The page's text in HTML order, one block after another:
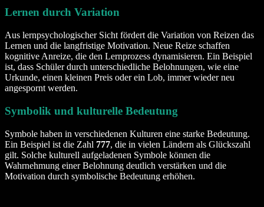
Lernen durch Variation
Aus lernpsychologischer Sicht fördert die Variation von Reizen das
Lernen und die langfristige Motivation. Neue Reize schaffen
kognitive Anreize, die den Lernprozess dynamisieren. Ein Beispiel
ist, dass Schüler durch unterschiedliche Belohnungen, wie eine
Urkunde, einen kleinen Preis oder ein Lob, immer wieder neu
angespornt werden.
Symbolik und kulturelle Bedeutung
Symbole haben in verschiedenen Kulturen eine starke Bedeutung.
Ein Beispiel ist die Zahl 777, die in vielen Ländern als Glückszahl
gilt. Solche kulturell aufgeladenen Symbole können die
Wahrnehmung einer Belohnung deutlich verstärken und die
Motivation durch symbolische Bedeutung erhöhen.